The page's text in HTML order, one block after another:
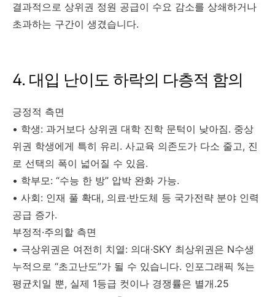
결과적으로 상위권 정원 공급이 수요 감소를 상쇄하거나
초과하는 구간이 생겼습니다.
4. 대입 난이도 하락의 다층적 함의
긍정적 측면
• 학생: 과거보다 상위권 대학 진학 문턱이 낮아짐. 중상
위권 학생에게 특히 유리. 사교육 의존도가 다소 줄고, 진
로 선택의 폭이 넓어질 수 있음.
• 학부모: “수능 한 방” 압박 완화 가능.
• 사회: 인재 풀 확대, 의료·반도체 등 국가전략 분야 인력
공급 증가.
부정적·주의할 측면
• 극상위권은 여전히 치열: 의대·SKY 최상위권은 N수생
누적으로 “초고난도”가 될 수 있습니다. 인포그래픽 %는
평균치일 뿐, 실제 1등급 컷이나 경쟁률은 별개.25